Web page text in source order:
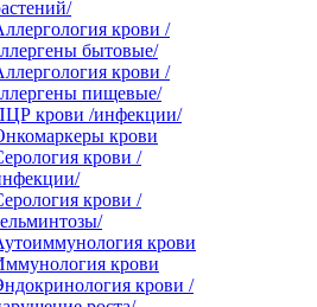
крови /
бытовые/
крови /
пищевые/
крови /инфекции/
крови
крови /
крови /
крови
крови
крови /